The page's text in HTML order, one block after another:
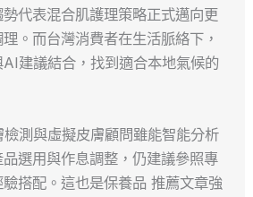
代表混合肌護理策略正式邁向更
。而台灣消費者在生活脈絡下，
建議結合，找到適合本地氣候的
測與虛擬皮膚顧問雖能智能分析
選用與作息調整，仍建議參照專
搭配。這也是保養品 推薦文章強